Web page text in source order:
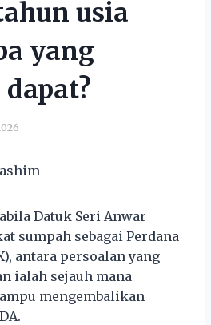
usia
yang
Datuk Seri Anwar
sumpah sebagai Perdana
antara persoalan yang
ialah sejauh mana
mengembalikan